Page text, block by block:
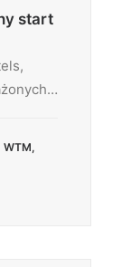
start
WTM,